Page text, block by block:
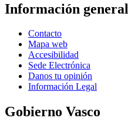
Información general
Contacto
Mapa web
Accesibilidad
Sede Electrónica
Danos tu opinión
Información Legal
Gobierno Vasco